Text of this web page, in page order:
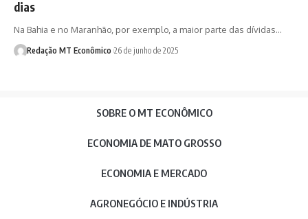
dias
Na Bahia e no Maranhão, por exemplo, a maior parte das dívidas…
Redação MT Econômico 26 de junho de 2025
SOBRE O MT ECONÔMICO
ECONOMIA DE MATO GROSSO
ECONOMIA E MERCADO
AGRONEGÓCIO E INDÚSTRIA